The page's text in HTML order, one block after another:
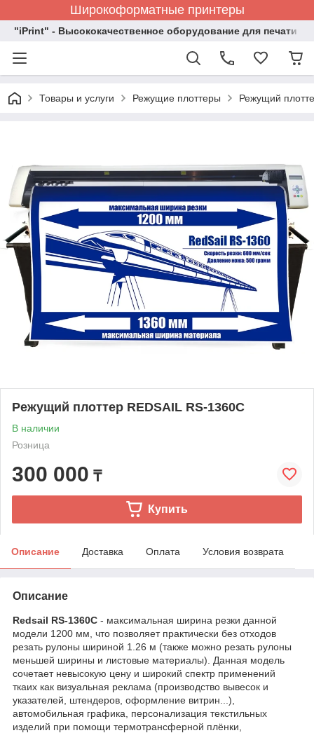
Широкоформатные принтеры
"iPrint" - Высококачественное оборудование для печати
Товары и услуги Режущие плоттеры Режущий
Режущий плоттер REDSAIL RS-1360C
В наличии
Розница
300 000 ₸
Купить
Описание Доставка Оплата Условия возврата
Описание
Redsail RS-1360C - максимальная ширина резки данной
модели 1200 мм, что позволяет практически без отходов
резать рулоны шириной 1.26 м (также можно резать рулоны
меньшей ширины и листовые материалы). Данная модель
сочетает невысокую цену и широкий спектр применений
ткаих как визуальная реклама (производство вывесок и
указателей, штендеров, оформление витрин...),
автомобильная графика, персонализация текстильных
изделий при помощи термотрансферной плёнки,